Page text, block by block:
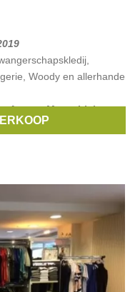
Woody en allerhande
,Attesa,Mama Licious,